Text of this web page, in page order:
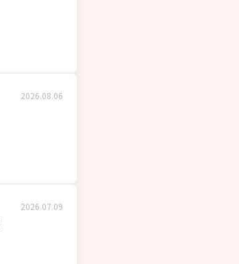
2026.08.06
2026.07.09